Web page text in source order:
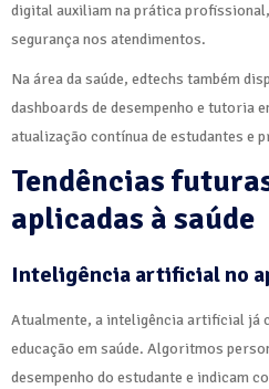
digital auxiliam na prática
segurança nos atendimentos.
Na área da saúde, edtechs também
dashboards de desempenho e tutoria
atualização contínua de estudantes e
Tendências
aplicadas à saúde
Inteligência artificial no
Atualmente, a inteligência artificial já
educação em saúde. Algoritmos
desempenho do estudante e indicam